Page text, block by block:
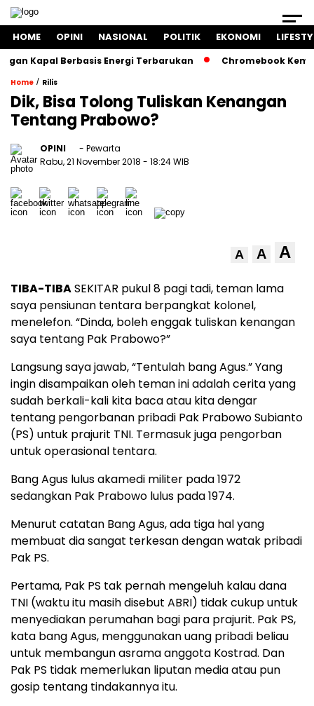
HOME OPINI NASIONAL POLITIK EKONOMI
Kapal Berbasis Energi Terbarukan Chromebook
Home / Rilis
Dik, Bisa Tolong Tuliskan Kenangan
Tentang Prabowo?
OPINI
- Pewarta
Rabu, 21 November 2018 - 18:24 WIB
A A A
TIBA-TIBASEKITAR pukul 8 pagi tadi, teman lama
saya pensiunan tentara berpangkat kolonel,
menelefon. “Dinda, boleh enggak tuliskan kenangan
saya tentang Pak Prabowo?”
Langsung saya jawab, “Tentulah bang Agus.” Yang
ingin disampaikan oleh teman ini adalah cerita yang
sudah berkali-kali kita baca atau kita dengar
tentang pengorbanan pribadi Pak Prabowo Subianto
(PS) untuk prajurit TNI. Termasuk juga pengorban
untuk operasional tentara.
Bang Agus lulus akamedi militer pada 1972
sedangkan Pak Prabowo lulus pada 1974.
Menurut catatan Bang Agus, ada tiga hal yang
membuat dia sangat terkesan dengan watak pribadi
Pak PS.
Pertama, Pak PS tak pernah mengeluh kalau dana
TNI (waktu itu masih disebut ABRI) tidak cukup untuk
menyediakan perumahan bagi para prajurit. Pak PS,
kata bang Agus, menggunakan uang pribadi beliau
untuk membangun asrama anggota Kostrad. Dan
Pak PS tidak memerlukan liputan media atau pun
gosip tentang tindakannya itu.